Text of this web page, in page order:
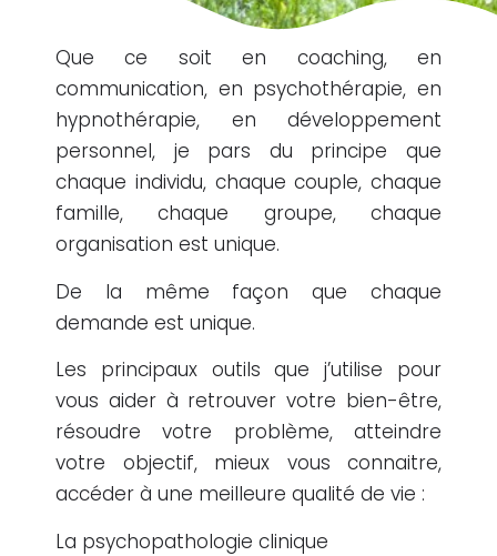
Que ce soit en coaching, en
communication, en psychothérapie, en
hypnothérapie, en développement
personnel, je pars du principe que
chaque individu, chaque couple, chaque
famille, chaque groupe, chaque
organisation est unique.
De la même façon que chaque
demande est unique.
Les principaux outils que j’utilise pour
vous aider à retrouver votre bien-être,
résoudre votre problème, atteindre
votre objectif, mieux vous connaitre,
accéder à une meilleure qualité de vie :
La psychopathologie clinique